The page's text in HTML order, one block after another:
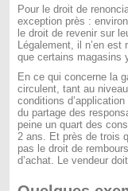
Pour le droit de
exception près :
le droit de revenir sur
Légalement, il n’en
que certains magasins
En ce qui concerne la
circulent, tant au
conditions
du partage des
peine un quart des
2 ans. Et près de trois
pas le droit de
d’achat. Le vendeur